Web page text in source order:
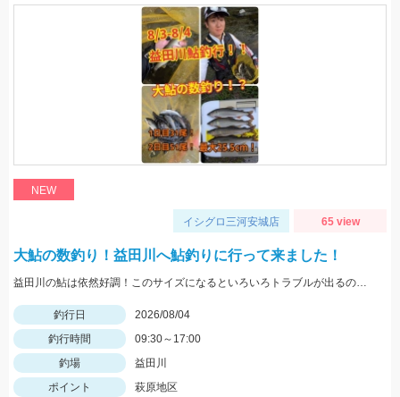
NEW
イシグロ三河安城店 65 view
大鮎の数釣り！益田川へ鮎釣りに行って来ました！
益田川の鮎は依然好調！このサイズになるといろいろトラブルが出るので仕掛けは太めがおすすめです！針は7.5号～８号！三河安城店岩崎釣行
釣行日
2026/08/04
釣行時間
09:30～17:00
釣場
益田川
ポイント
萩原地区